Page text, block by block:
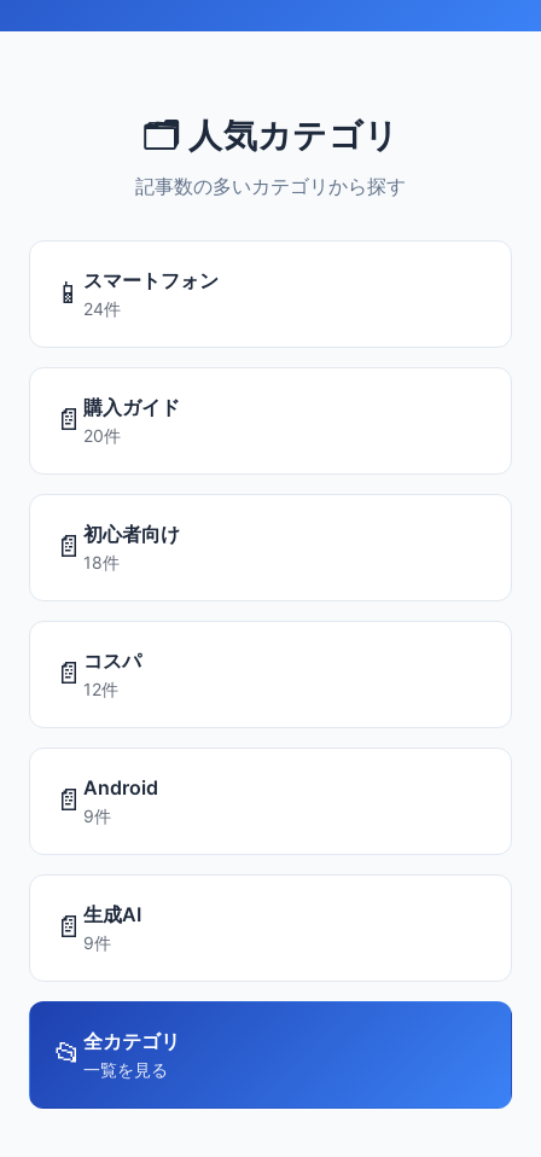
🗂️ 人気カテゴリ
記事数の多いカテゴリから探す
📱 スマートフォン
24件
📄 購入ガイド
20件
📄 初心者向け
18件
📄 コスパ
12件
📄 Android
9件
📄 生成AI
9件
📂 全カテゴリ
一覧を見る